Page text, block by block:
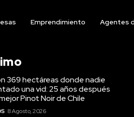
Emprendimiento Agentes
369 hectáreas donde nadie
una vid: 25 años después
Pinot Noir de Chile
8 Agosto, 2026